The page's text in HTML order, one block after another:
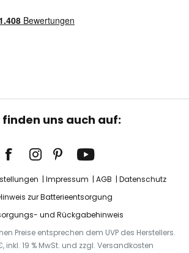
finden uns auch auf:
Impressum AGB
Datenschutz
zur Batterieentsorgung
und Rückgabehinweis
Preise entsprechen dem UVP des Herstellers.
inkl. 19 % MwSt. und zzgl. Versandkosten